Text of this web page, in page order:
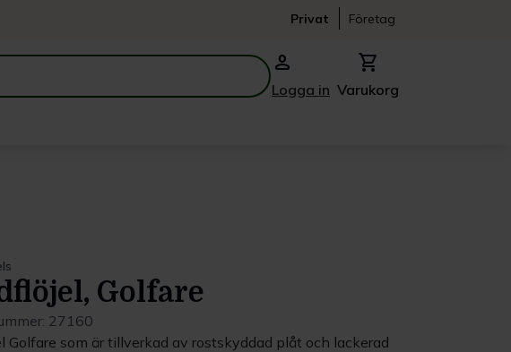
Privat Företag
person
Logga in
shopping_cart
Varukorg
Golfare
27160
Golfare som är tillverkad av rostskyddad plåt och lackerad